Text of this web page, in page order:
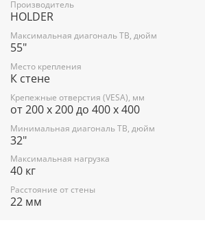
Поддержка крепления VESA 200×300
Поддержка крепления VESA 300×200
есть
Поддержка крепления VESA 400×200
есть
Поддержка крепления VESA 300×300
есть
есть
Производитель
HOLDER
Максимальная диагональ ТВ, дюйм
55"
Место крепления
К стене
Крепежные отверстия (VESA), мм
от 200 х 200 до 400 х 400
Минимальная диагональ ТВ, дюйм
32"
Максимальная нагрузка
40 кг
Расстояние от стены
22 мм